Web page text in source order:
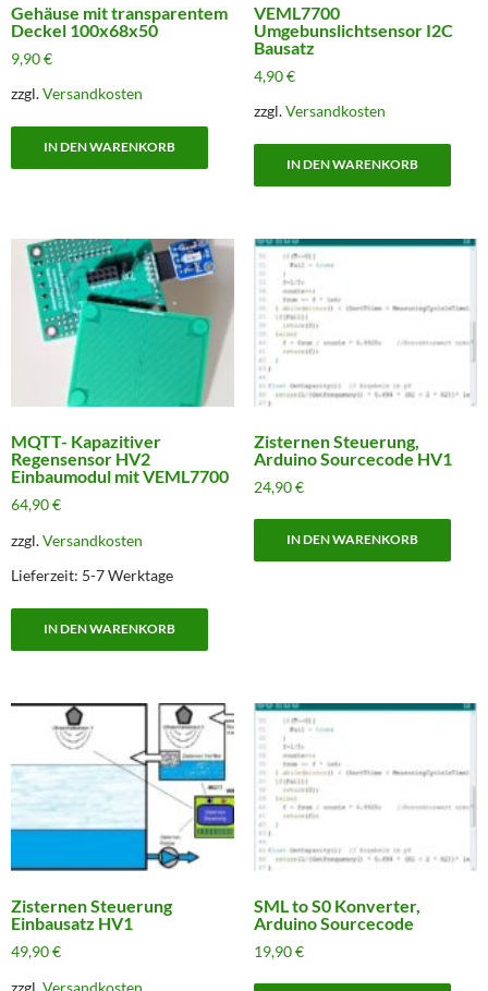
Gehäuse mit transparentem
Deckel 100x68x50
9,90€
zzgl.Versandkosten
IN DEN WARENKORB
VEML7700
Umgebunslichtsensor I2C
Bausatz
4,90€
zzgl.Versandkosten
IN DEN WARENKORB
MQTT- Kapazitiver
Regensensor HV2
Einbaumodul mit VEML7700
64,90€
zzgl.Versandkosten
Lieferzeit: 5-7 Werktage
IN DEN WARENKORB
Zisternen Steuerung,
Arduino Sourcecode HV1
24,90€
IN DEN WARENKORB
Zisternen Steuerung
Einbausatz HV1
49,90€
zzgl.Versandkosten
SML to S0 Konverter,
Arduino Sourcecode
19,90€